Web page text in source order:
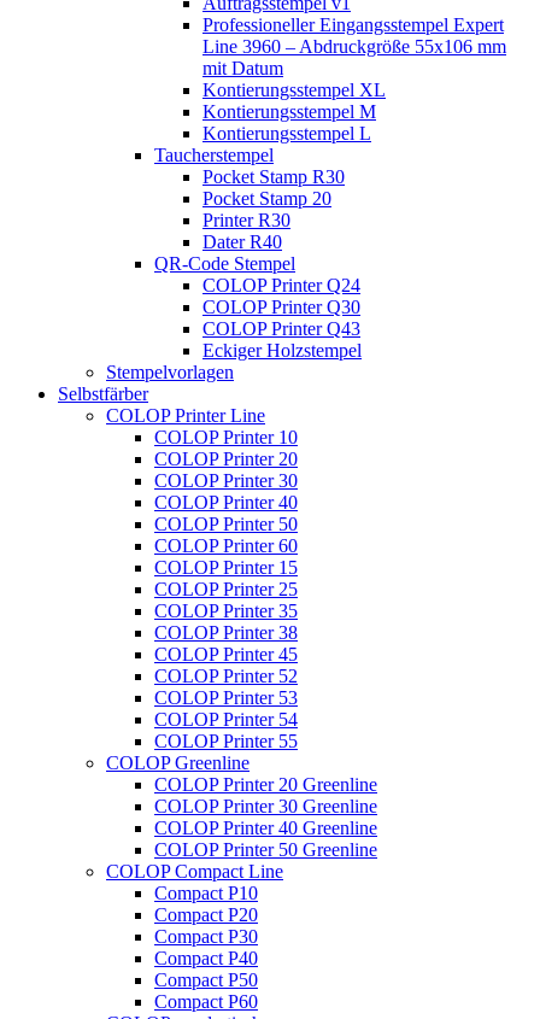
Professioneller Eingangsstempel Expert
Line 3960 – Abdruckgröße 55x106 mm
mit Datum
Kontierungsstempel XL
Kontierungsstempel M
Kontierungsstempel L
Taucherstempel
Pocket Stamp R30
Pocket Stamp 20
Printer R30
Dater R40
QR-Code Stempel
COLOP Printer Q24
COLOP Printer Q30
COLOP Printer Q43
Eckiger Holzstempel
Stempelvorlagen
Selbstfärber
COLOP Printer Line
COLOP Printer 10
COLOP Printer 20
COLOP Printer 30
COLOP Printer 40
COLOP Printer 50
COLOP Printer 60
COLOP Printer 15
COLOP Printer 25
COLOP Printer 35
COLOP Printer 38
COLOP Printer 45
COLOP Printer 52
COLOP Printer 53
COLOP Printer 54
COLOP Printer 55
COLOP Greenline
COLOP Printer 20 Greenline
COLOP Printer 30 Greenline
COLOP Printer 40 Greenline
COLOP Printer 50 Greenline
COLOP Compact Line
Compact P10
Compact P20
Compact P30
Compact P40
Compact P50
Compact P60